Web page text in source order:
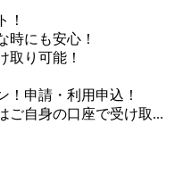
！
にも安心！
取り可能！
！申請・利用申込！
ご自身の口座で受け取...